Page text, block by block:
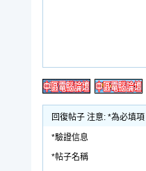
回復帖子 注意: *為必填項
*驗證信息
*帖子名稱